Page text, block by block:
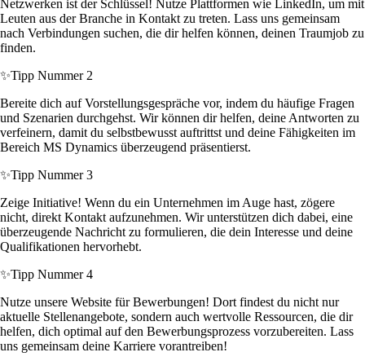
Netzwerken ist der Schlüssel! Nutze Plattformen wie LinkedIn, um mit
Leuten aus der Branche in Kontakt zu treten. Lass uns gemeinsam
nach Verbindungen suchen, die dir helfen können, deinen Traumjob zu
finden.
✨Tipp Nummer 2
Bereite dich auf Vorstellungsgespräche vor, indem du häufige Fragen
und Szenarien durchgehst. Wir können dir helfen, deine Antworten zu
verfeinern, damit du selbstbewusst auftrittst und deine Fähigkeiten im
Bereich MS Dynamics überzeugend präsentierst.
✨Tipp Nummer 3
Zeige Initiative! Wenn du ein Unternehmen im Auge hast, zögere
nicht, direkt Kontakt aufzunehmen. Wir unterstützen dich dabei, eine
überzeugende Nachricht zu formulieren, die dein Interesse und deine
Qualifikationen hervorhebt.
✨Tipp Nummer 4
Nutze unsere Website für Bewerbungen! Dort findest du nicht nur
aktuelle Stellenangebote, sondern auch wertvolle Ressourcen, die dir
helfen, dich optimal auf den Bewerbungsprozess vorzubereiten. Lass
uns gemeinsam deine Karriere vorantreiben!